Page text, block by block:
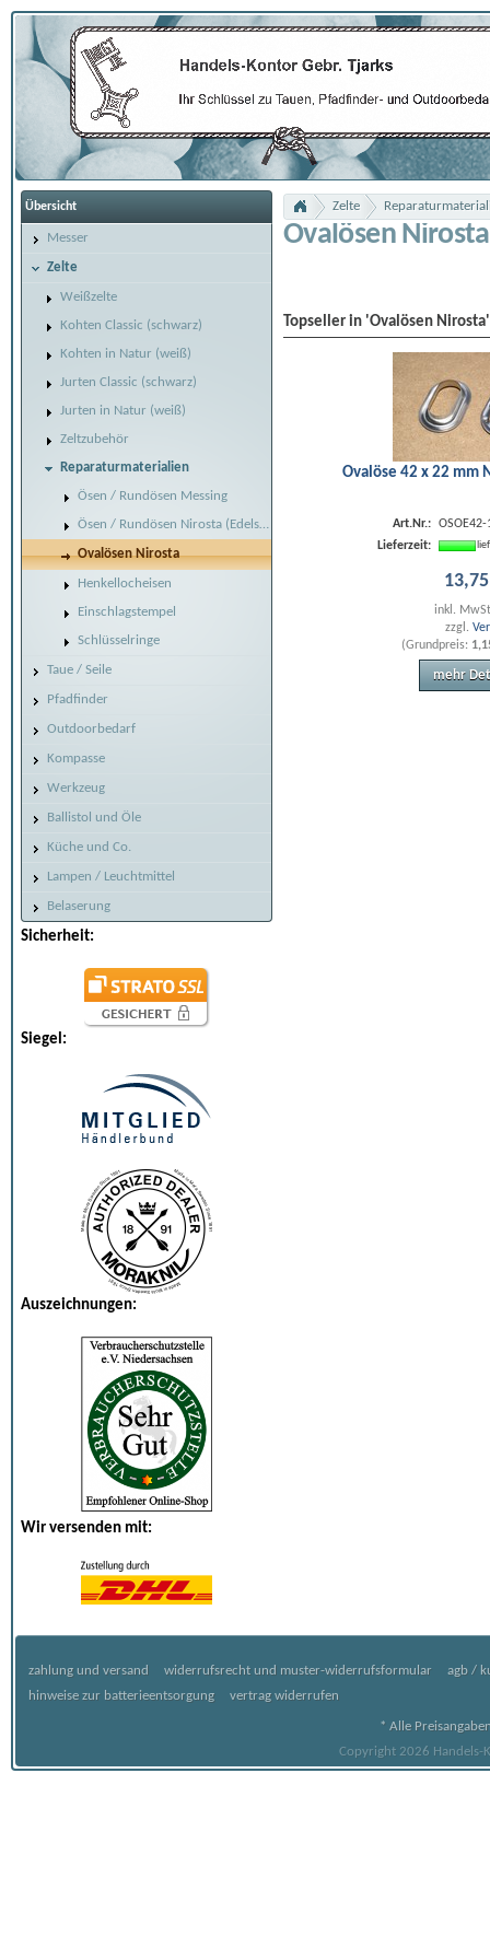
Übersicht
Messer
Zelte
Weißzelte
Kohten Classic (schwarz)
Kohten in Natur (weiß)
Jurten Classic (schwarz)
Jurten in Natur (weiß)
Zeltzubehör
Reparaturmaterialien
Ösen / Rundösen Messing
Ösen / Rundösen Nirosta (Edelstahl)
Ovalösen Nirosta
Henkellocheisen
Einschlagstempel
Schlüsselringe
Taue / Seile
Pfadfinder
Outdoorbedarf
Kompasse
Werkzeug
Ballistol und Öle
Küche und Co.
Lampen / Leuchtmittel
Belaserung
Sicherheit:
Siegel:
Auszeichnungen:
Wir versenden mit:
Zelte
Ovalösen Nirosta
Topseller in 'Ovalösen Nirosta'
Ovalöse 42 x 22 mm
Art.Nr.:
OSOE42-
Lieferzeit:
13,75
inkl.
zzgl.
(Grundpreis:
mehr
zahlung und versand widerrufsrecht und muster-widerrufsformular
agb /
hinweise zur batterieentsorgung
vertrag widerrufen
* Alle
Copyright 2026 Handels-